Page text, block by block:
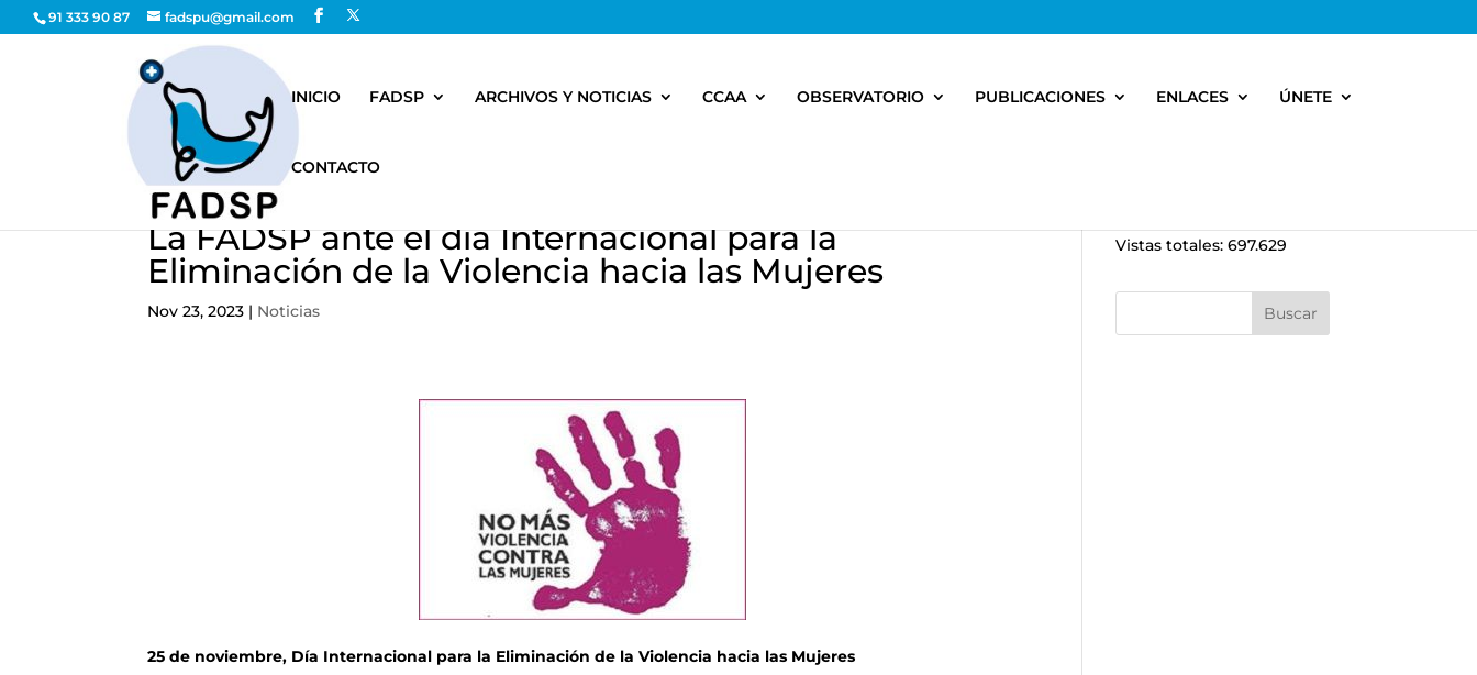
91 333 90 87 fadspu@gmail.com
INICIO FADSP ARCHIVOS Y NOTICIAS CCAA OBSERVATORIO PUBLICACIONES ENLACES ÚNETE
CONTACTO
La FADSP ante el día Internacional para la
Eliminación de la Violencia hacia las Mujeres
Nov 23, 2023 | Noticias
25 de noviembre, Día Internacional para la Eliminación de la Violencia hacia las Mujeres
Vistas totales:697.629